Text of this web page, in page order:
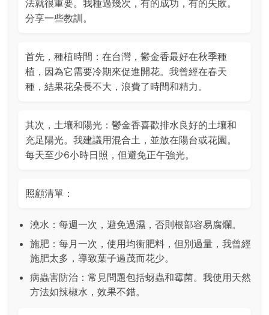
法就很重要。我種過幾次，有的成功，有的失敗。
分享一些教訓。
首先，種植時間：在台灣，鬱金香最好在秋季種
植，因為它需要冷期來促進開花。我曾經在春天
種，結果花朵長不大，浪費了時間和精力。
其次，土壤和陽光：鬱金香喜歡排水良好的土壤和
充足陽光。我建議用混合土，並放在陽台或花園。
每天至少6小時日照，但避免正午強光。
照顧清單：
澆水：每週一次，避免過濕，否則根部容易腐爛。
施肥：每月一次，使用均衡肥料，但別過量，我曾經
施肥太多，導致葉子過茂而花少。
病蟲害防治：常見問題包括蚜蟲和霉菌。我使用天然
方法如辣椒水，效果不錯。